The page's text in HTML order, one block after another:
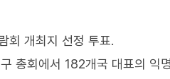
회 개최지 선정 투표.
총회에서 182개국 대표의 익